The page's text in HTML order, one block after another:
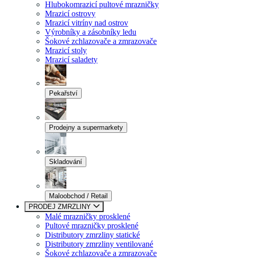
Hlubokomrazicí pultové mrazničky
Mrazicí ostrovy
Mrazicí vitríny nad ostrov
Výrobníky a zásobníky ledu
Šokové zchlazovače a zmrazovače
Mrazicí stoly
Mrazicí saladety
Pekařství
Prodejny a supermarkety
Skladování
Maloobchod / Retail
PRODEJ ZMRZLINY
Malé mrazničky prosklené
Pultové mrazničky prosklené
Distributory zmrzliny statické
Distributory zmrzliny ventilované
Šokové zchlazovače a zmrazovače